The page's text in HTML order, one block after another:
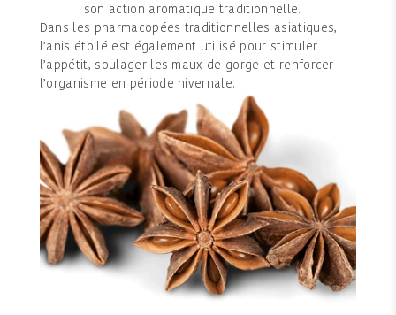
son action aromatique traditionnelle.
Dans les pharmacopées traditionnelles asiatiques,
l’anis étoilé est également utilisé pour stimuler
l’appétit, soulager les maux de gorge et renforcer
l’organisme en période hivernale.